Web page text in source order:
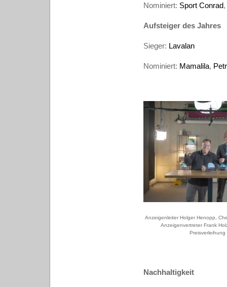
Nominiert: Sport Conrad,
Aufsteiger des Jahres
Sieger: Lavalan
Nominiert: Mamalila,
Anzeigenleiter Holger Henopp,
Anzeigenvertreter Frank
Preisverleihung
Nachhaltigkeit